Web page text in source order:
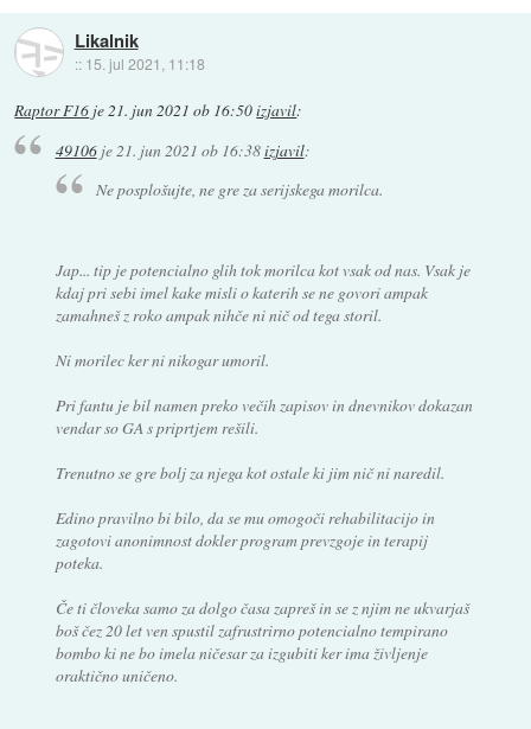
Likalnik
:: 15. jul 2021, 11:18
Raptor F16 je21. jun 2021 ob 16:50izjavil:
49106je21. jun 2021 ob 16:38izjavil:
Ne posplošujte, ne gre za serijskega morilca.
Jap... tip je potencialno glih tok morilca kot vsak od nas. Vsak je
kdaj pri sebi imel kake misli o katerih se ne govori ampak
zamahneš z roko ampak nihče ni nič od tega storil.
Ni morilec ker ni nikogar umoril.
Pri fantu je bil namen preko večih zapisov in dnevnikov dokazan
vendar so GA s priprtjem rešili.
Trenutno se gre bolj za njega kot ostale ki jim nič ni naredil.
Edino pravilno bi bilo, da se mu omogoči rehabilitacijo in
zagotovi anonimnost dokler program prevzgoje in terapij
poteka.
Če ti človeka samo za dolgo časa zapreš in se z njim ne ukvarjaš
boš čez 20 let ven spustil zafrustrirno potencialno tempirano
bombo ki ne bo imela ničesar za izgubiti ker ima življenje
oraktično uničeno.